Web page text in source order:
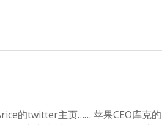
的twitter主页…… 苹果CEO库克的